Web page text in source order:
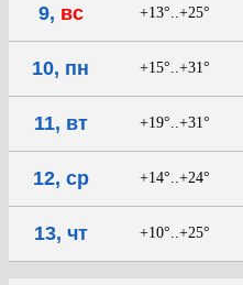
9, вс +13°..+25°
10, пн +15°..+31°
11, вт +19°..+31°
12, ср +14°..+24°
13, чт +10°..+25°